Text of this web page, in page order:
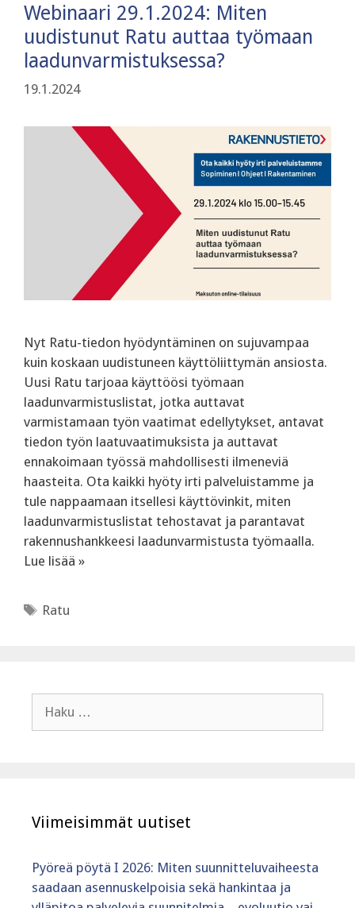
Webinaari 29.1.2024: Miten
uudistunut Ratu auttaa työmaan
laadunvarmistuksessa?
19.1.2024
Nyt Ratu-tiedon hyödyntäminen on sujuvampaa
kuin koskaan uudistuneen käyttöliittymän ansiosta.
Uusi Ratu tarjoaa käyttöösi työmaan
laadunvarmistuslistat, jotka auttavat
varmistamaan työn vaatimat edellytykset, antavat
tiedon työn laatuvaatimuksista ja auttavat
ennakoimaan työssä mahdollisesti ilmeneviä
haasteita. ‍Ota kaikki hyöty irti palveluistamme ja
tule nappaamaan itsellesi käyttövinkit, miten
laadunvarmistuslistat tehostavat ja parantavat
rakennushankkeesi laadunvarmistusta työmaalla.
Lue lisää »
Avainsanat
Ratu
Viimeisimmät uutiset
Pyöreä pöytä I 2026: Miten suunnitteluvaiheesta
saadaan asennuskelpoisia sekä hankintaa ja